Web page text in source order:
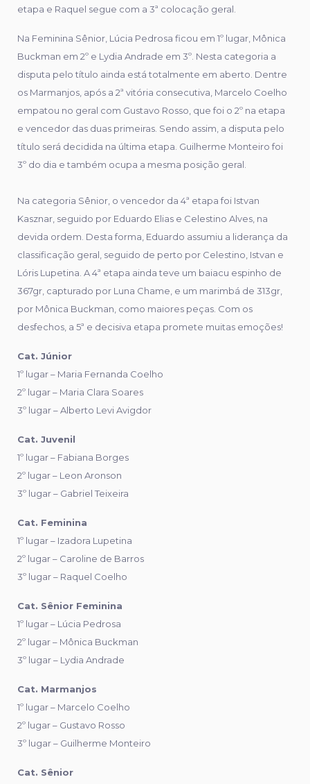
etapa e Raquel segue com a 3ª colocação geral.
Na Feminina Sênior, Lúcia Pedrosa ficou em 1º lugar, Mônica
Buckman em 2º e Lydia Andrade em 3º. Nesta categoria a
disputa pelo título ainda está totalmente em aberto. Dentre
os Marmanjos, após a 2ª vitória consecutiva, Marcelo Coelho
empatou no geral com Gustavo Rosso, que foi o 2º na etapa
e vencedor das duas primeiras. Sendo assim, a disputa pelo
título será decidida na última etapa. Guilherme Monteiro foi
3º do dia e também ocupa a mesma posição geral.
Na categoria Sênior, o vencedor da 4ª etapa foi Istvan
Kasznar, seguido por Eduardo Elias e Celestino Alves, na
devida ordem. Desta forma, Eduardo assumiu a liderança da
classificação geral, seguido de perto por Celestino, Istvan e
Lóris Lupetina. A 4ª etapa ainda teve um baiacu espinho de
367gr, capturado por Luna Chame, e um marimbá de 313gr,
por Mônica Buckman, como maiores peças. Com os
desfechos, a 5ª e decisiva etapa promete muitas emoções!
Cat. Júnior
1º lugar – Maria Fernanda Coelho
2º lugar – Maria Clara Soares
3º lugar – Alberto Levi Avigdor
Cat. Juvenil
1º lugar – Fabiana Borges
2º lugar – Leon Aronson
3º lugar – Gabriel Teixeira
Cat. Feminina
1º lugar – Izadora Lupetina
2º lugar – Caroline de Barros
3º lugar – Raquel Coelho
Cat. Sênior Feminina
1º lugar – Lúcia Pedrosa
2º lugar – Mônica Buckman
3º lugar – Lydia Andrade
Cat. Marmanjos
1º lugar – Marcelo Coelho
2º lugar – Gustavo Rosso
3º lugar – Guilherme Monteiro
Cat. Sênior